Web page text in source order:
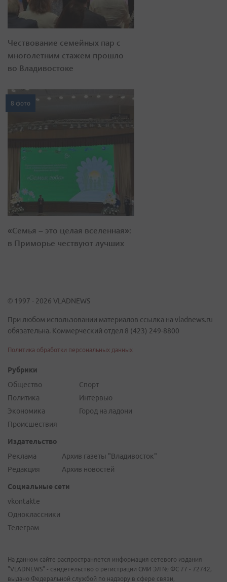
Чествование семейных пар с
многолетним стажем прошло
во Владивостоке
8 фото
«Семья – это целая вселенная»:
в Приморье чествуют лучших
© 1997 - 2026 VLADNEWS
При любом использовании материалов ссылка на vladnews.ru
обязательна. Коммерческий отдел 8 (423) 249-8800
Политика обработки персональных данных
Рубрики
Общество
Политика
Экономика
Происшествия
Спорт
Интервью
Город на ладони
Издательство
Реклама
Редакция
Архив газеты "Владивосток"
Архив новостей
Социальные сети
vkontakte
Одноклассники
Телеграм
На данном сайте распространяется информация сетевого издания
"VLADNEWS" - свидетельство о регистрации СМИ ЭЛ № ФС 77 - 72742,
выдано Федеральной службой по надзору в сфере связи,